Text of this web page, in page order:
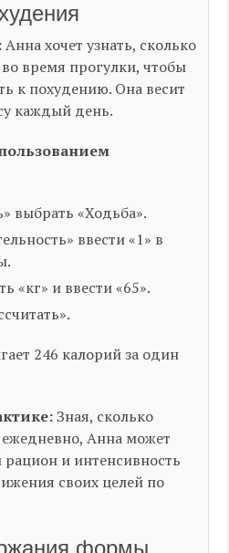
Анна хочет узнать, сколько
время прогулки, чтобы
к похудению. Она весит
каждый день.
выбрать «Ходьба».
ввести «1» в
«кг» и ввести «65».
246 калорий за один
Зная, сколько
Анна может
рацион и интенсивность
своих целей по
формы